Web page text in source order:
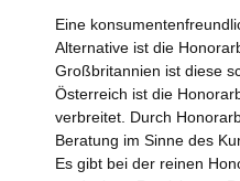
Eine
Alternative ist die
Großbritannien ist diese
Österreich ist die
verbreitet. Durch
Beratung im Sinne des
Es gibt bei der reinen